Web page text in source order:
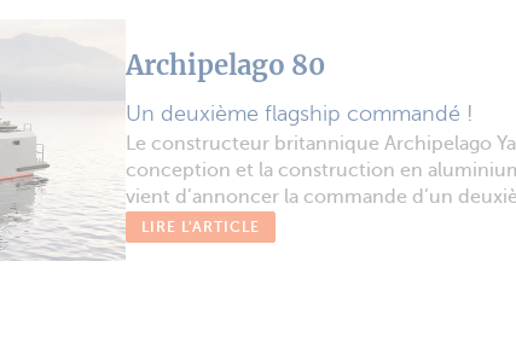
Archipelago 80
Un deuxième flagship commandé !
Le constructeur britannique Archipelago
conception et la construction en
vient d’annoncer la commande d’un
LIRE L'ARTICLE